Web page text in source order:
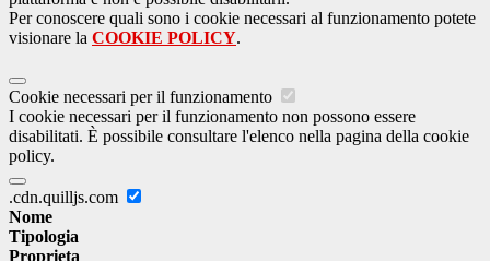
Per conoscere quali sono i cookie necessari al funzionamento potete
visionare la COOKIE POLICY.
Cookie necessari per il funzionamento
I cookie necessari per il funzionamento non possono essere
disabilitati. È possibile consultare l'elenco nella pagina della cookie
policy.
.cdn.quilljs.com
Nome
Tipologia
Proprieta